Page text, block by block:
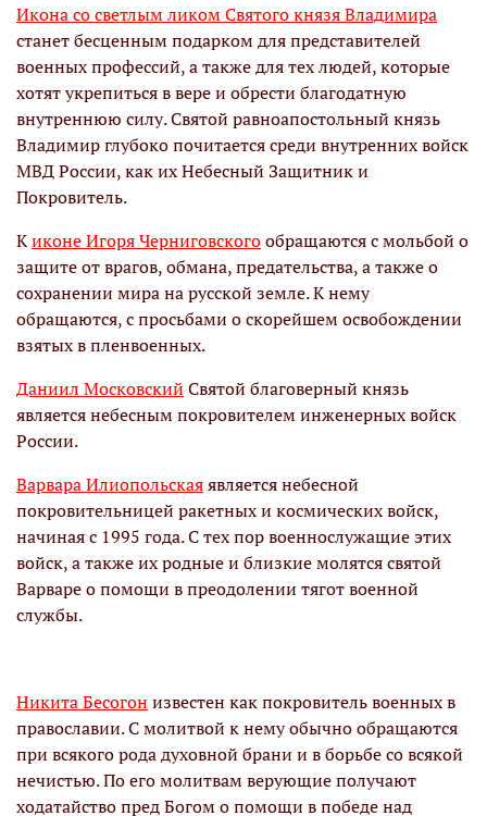
Икона со светлым ликом Святого князя Владимира
станет бесценным подарком для представителей
военных профессий, а также для тех людей, которые
хотят укрепиться в вере и обрести благодатную
внутреннюю силу. Святой равноапостольный князь
Владимир глубоко почитается среди внутренних войск
МВД России, как их Небесный Защитник и
Покровитель.
Киконе Игоря Черниговскогообращаются с мольбой о
защите от врагов, обмана, предательства, а также о
сохранении мира на русской земле. К нему
обращаются, с просьбами о скорейшем освобождении
взятых в пленвоенных.
Даниил Московский Святой благоверный князь
является небесным покровителем инженерных войск
России.
Варвара Илиопольскаяявляется небесной
покровительницей ракетных и космических войск,
начиная с 1995 года. С тех пор военнослужащие этих
войск, а также их родные и близкие молятся святой
Варваре о помощи в преодолении тягот военной
службы.
Никита Бесогон известен как покровитель военных в
православии. С молитвой к нему обычно обращаются
при всякого рода духовной брани и в борьбе со всякой
нечистью. По его молитвам верующие получают
ходатайство пред Богом о помощи в победе над